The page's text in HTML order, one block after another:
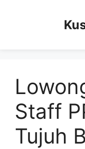
Staff
Tujuh